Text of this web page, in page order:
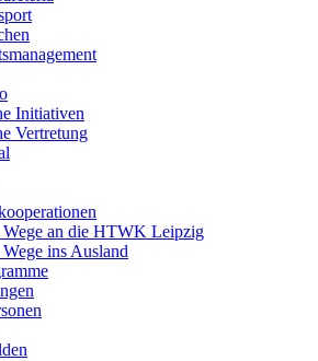
Initiativen
Vertretung
an die HTWK Leipzig
ins Ausland